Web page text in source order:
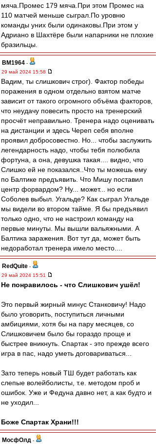
мяча.Промес 179 мяча.При этом Промес на
110 матчей меньше сыграл.По уровню
команды уних были одинаковы.При этом у
Адриано в Шахтёре были напарники не плохие
бразильцы.
BM1964 -
29 май 2024 15:58
Вадим, ты слишкович строг). Фактор победы
поражения в одном отдельно взятом матче
зависит от такого огромного объёма факторов,
что неудачу повесить просто на тренерский
просчёт неправильно. Тренера надо оценивать
на дистанции и здесь Череп себя вполне
проявил добросовестно. Но... чтобы заслужить
легендарность надо, чтобы тебя полюбила
фортуна, а она, девушка такая.... видно, что
Слишко ей не показался..Что ты можешь ему
по Балтике предъявить. Что Мишу поставил
центр форвардом? Ну... может... но если
Соболев выбыл. Угальде? Как сыграл Угальде
мы видели во втором тайме. Я бы предъявил
только одно, что не настроил команду на
первые минуты. Мы вышли вальяжными. А
Балтика заражения. Вот тут да, может быть
недоработал тренера имело место....
RedQuite -
29 май 2024 15:51
Не понравилось - что Слишкович ушёл!
Это первый жирный минус Станковичу! Надо
было уговорить, поступиться личными
амбициями, хотя бы на пару месяцев, со
Слишковичем было бы гораздо проще и
быстрее вникнуть. Спартак - это прежде всего
игра в пас, надо уметь договариваться...
Зато теперь новый ТШ будет работать как
слепые волейболисты, т.е. методом проб и
ошибок. Уже и Федуна давно нет, а как будто и
не уходил...
Боже Спартак Храни!!!
МосфОлд -